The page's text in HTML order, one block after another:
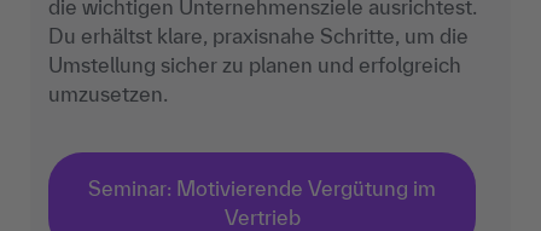
die wichtigen Unternehmensziele ausrichtest.
Du erhältst klare, praxisnahe Schritte, um die
Umstellung sicher zu planen und erfolgreich
umzusetzen.
Seminar: Motivierende Vergütung im
Vertrieb